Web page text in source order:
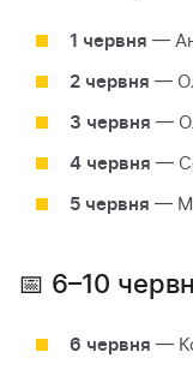
1 червня —
2 червня —
3 червня —
4 червня —
5 червня —
📅 6–10
6 червня —